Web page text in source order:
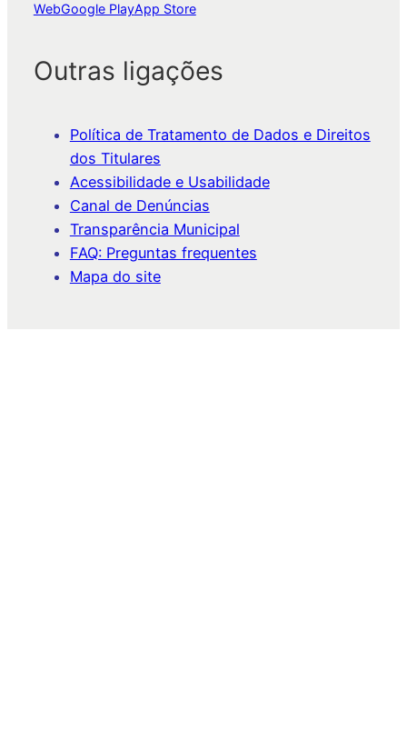
WebGoogle PlayApp Store
Outras ligações
Política de Tratamento de Dados e Direitos
dos Titulares
Acessibilidade e Usabilidade
Canal de Denúncias
Transparência Municipal
FAQ: Preguntas frequentes
Mapa do site